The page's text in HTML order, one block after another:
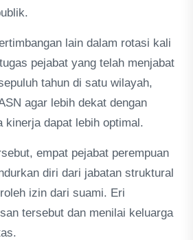
lain dalam rotasi kali
pejabat yang telah menjabat
tahun di satu wilayah,
agar lebih dekat dengan
kinerja dapat lebih optimal.
empat pejabat perempuan
diri dari jabatan struktural
izin dari suami. Eri
tersebut dan menilai keluarga